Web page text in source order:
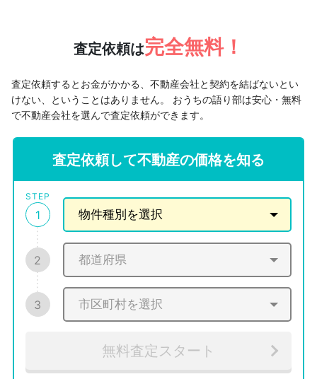
査定依頼は完全無料！
査定依頼するとお金がかかる、不動産会社と契約を結ばないとい
けない、ということはありません。 おうちの語り部は安心・無料
で不動産会社を選んで査定依頼ができます。
査定依頼して不動産の価格を知る
STEP
1
2
3
無料査定スタート